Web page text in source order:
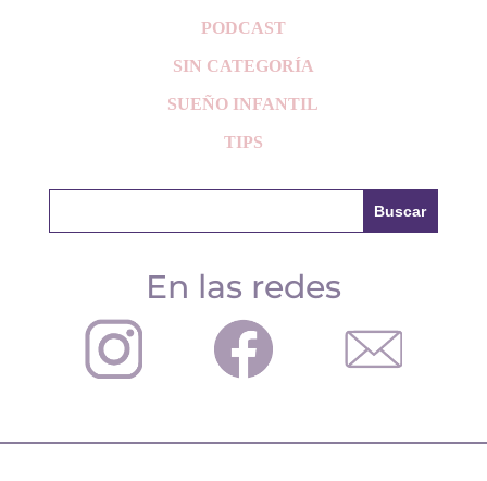
PODCAST
SIN CATEGORÍA
SUEÑO INFANTIL
TIPS
En las redes